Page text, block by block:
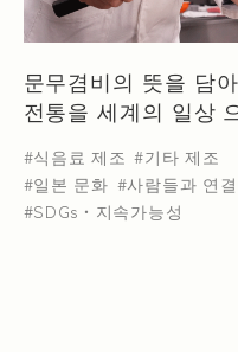
업 목재 및 목재 제
분류
문무겸비의 뜻을 담
전통을 세계의 일상
식음료 제조
기타 제조
일본 문화
사람들과 연결
SDGs・지속가능성